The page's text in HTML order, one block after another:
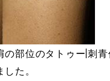
部位のタトゥー|刺
た。